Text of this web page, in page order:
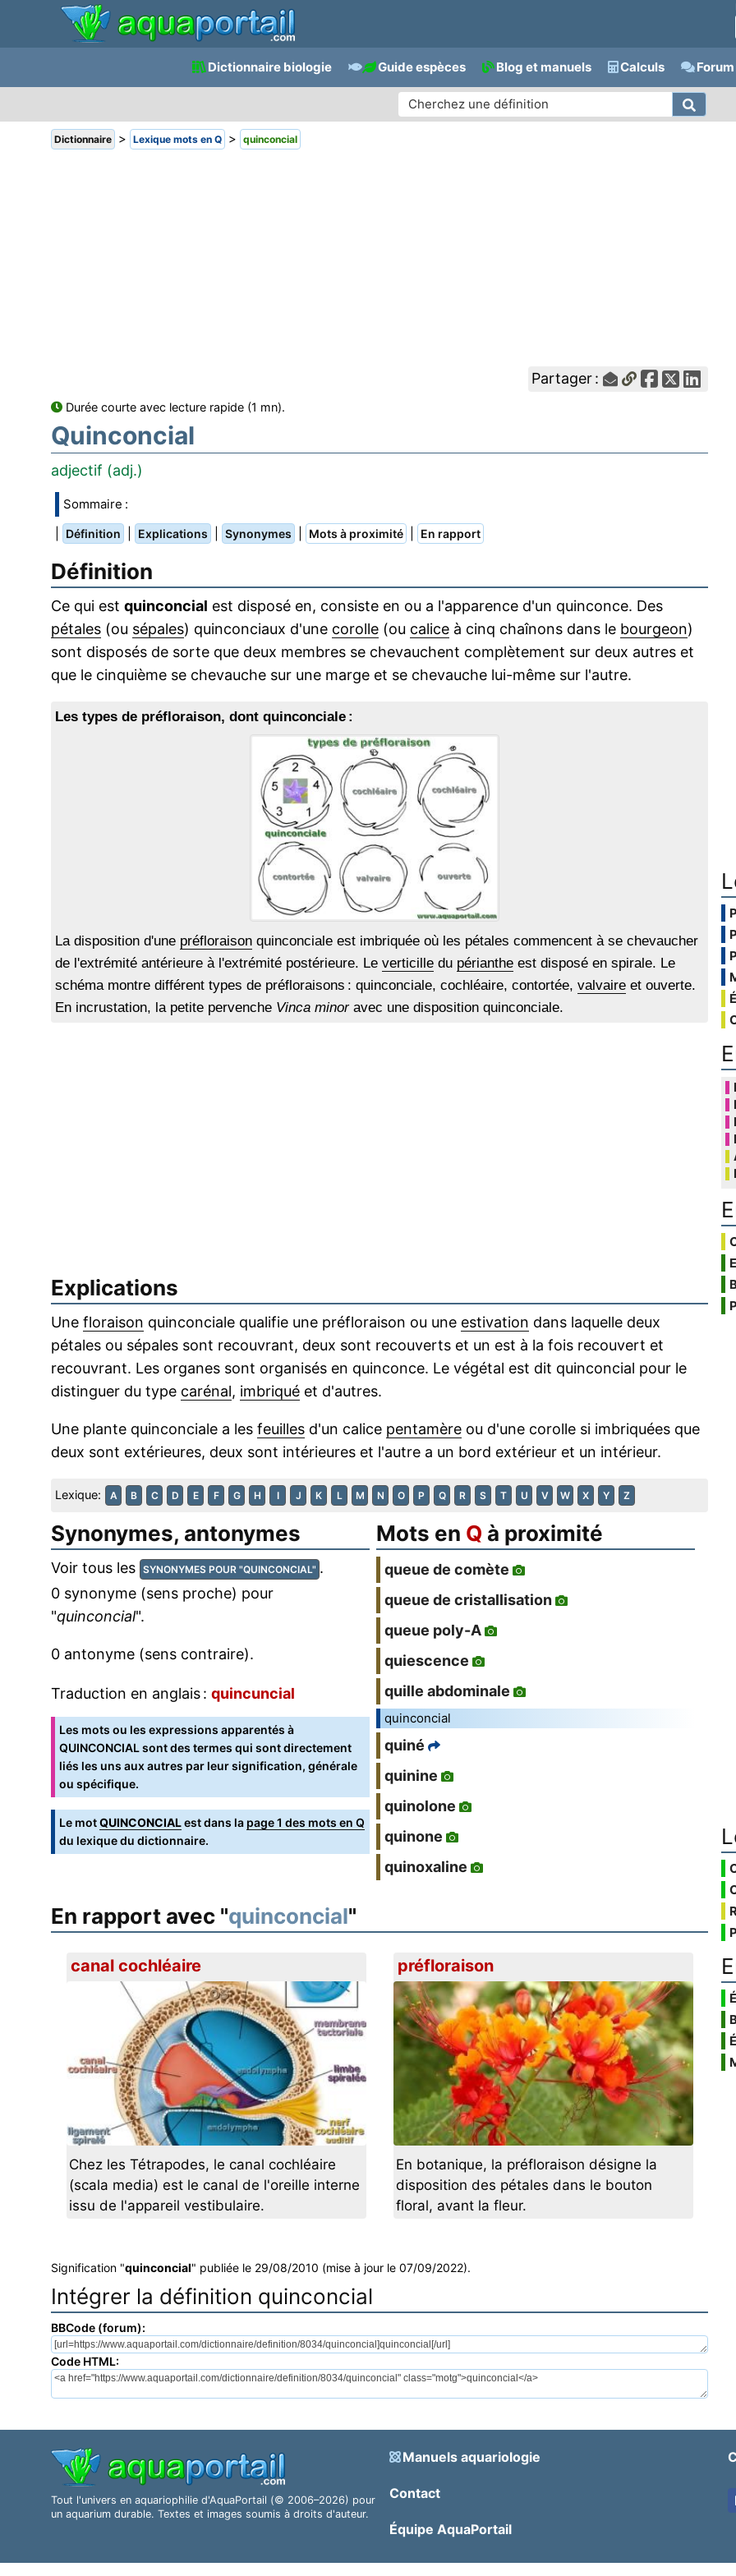
Dictionnaire biologie Guide espèces Blog et manuels Calculs
Dictionnaire > Lexique mots en Q > quinconcial
Partager :
Durée courte avec lecture rapide (1 mn).
Quinconcial
adjectif (adj.)
Sommaire :
Définition Explications Synonymes Mots à proximité En rapport
Définition
Ce qui est quinconcial est disposé en, consiste en ou a l'apparence d'un quinconce. Des
pétales (ou sépales) quinconciaux d'une corolle (ou calice à cinq chaînons dans le bourgeon)
sont disposés de sorte que deux membres se chevauchent complètement sur deux autres et
que le cinquième se chevauche sur une marge et se chevauche lui-même sur l'autre.
Les types de préfloraison, dont quinconciale :
La disposition d'une préfloraison quinconciale est imbriquée où les pétales commencent à se chevaucher
de l'extrémité antérieure à l'extrémité postérieure. Le verticille du périanthe est disposé en spirale. Le
schéma montre différent types de préfloraisons : quinconciale, cochléaire, contortée, valvaire et ouverte.
En incrustation, la petite pervenche Vinca minoravec une disposition quinconciale.
Explications
Une floraison quinconciale qualifie une préfloraison ou une estivation dans laquelle deux
pétales ou sépales sont recouvrant, deux sont recouverts et un est à la fois recouvert et
recouvrant. Les organes sont organisés en quinconce. Le végétal est dit quinconcial pour le
distinguer du type carénal, imbriqué et d'autres.
Une plante quinconciale a les feuilles d'un calice pentamère ou d'une corolle si imbriquées que
deux sont extérieures, deux sont intérieures et l'autre a un bord extérieur et un intérieur.
Lexique: A B C D E F G H I J K L M N O P Q R S T U V W X Y Z
Synonymes, antonymes
Voir tous les SYNONYMES POUR "QUINCONCIAL" .
0 synonyme (sens proche) pour
"quinconcial".
0 antonyme (sens contraire).
Traduction en anglais : quincuncial
Les mots ou les expressions apparentés à
QUINCONCIAL sont des termes qui sont directement
liés les uns aux autres par leur signification, générale
ou spécifique.
Le motQUINCONCIALest dans la page 1 des mots en Q
du lexique du dictionnaire.
Mots en Q à proximité
queue de comète
queue de cristallisation
queue poly-A
quiescence
quille abdominale
quinconcial
quiné
quinine
quinolone
quinone
quinoxaline
En rapport avec "quinconcial"
canal cochléaire
Chez les Tétrapodes, le canal cochléaire
(scala media) est le canal de l'oreille interne
issu de l'appareil vestibulaire.
préfloraison
En botanique, la préfloraison désigne la
disposition des pétales dans le bouton
floral, avant la fleur.
Signification "quinconcial" publiée le 29/08/2010 (mise à jour le 07/09/2022).
Intégrer la définition quinconcial
BBCode (forum):
Code HTML:
Tout l'univers en aquariophilie d'AquaPortail (© 2006–2026) pour
un aquarium durable. Textes et images soumis à droits d'auteur.
Manuels aquariologie
Contact
Équipe AquaPortail